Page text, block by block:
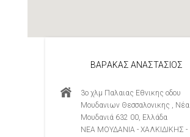
BAΡAKAΣ ΑΝΑΣΤΑΣΙΟΣ
3ο χλμ Παλαιας Εθνικης οδου
Μουδανιων Θεσσαλονικης , Νέα
Μουδανιά 632 00, Ελλάδα
ΝΕΑ ΜΟΥΔΑΝΙΑ - ΧΑΛΚΙΔΙΚΗΣ -